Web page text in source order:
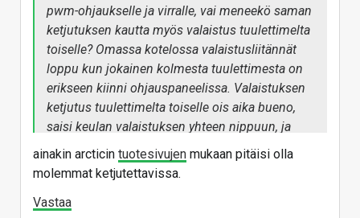
pwm-ohjaukselle ja virralle, vai meneekö saman
ketjutuksen kautta myös valaistus tuulettimelta
toiselle? Omassa kotelossa valaistusliitännät
loppu kun jokainen kolmesta tuulettimesta on
erikseen kiinni ohjauspaneelissa. Valaistuksen
ketjutus tuulettimelta toiselle ois aika bueno,
saisi keulan valaistuksen yhteen nippuun, ja
vapautuvaan liitäntään sitten näytönohjaimen
valaistuksen...
ainakin arcticin tuotesivujen mukaan pitäisi olla
molemmat ketjutettavissa.
Vastaa